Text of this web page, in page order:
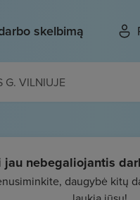
skelbimą
G. VILNIUJE
jau nebegaliojantis
daugybė kitų